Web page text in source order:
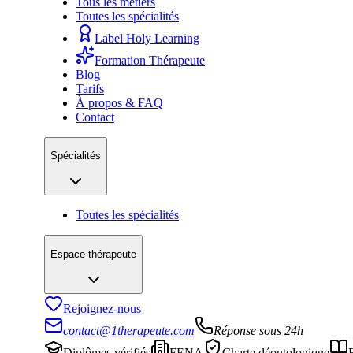
Toutes les spécialités
Label Holy Learning
Formation Thérapeute
Blog
Tarifs
À propos & FAQ
Contact
Spécialités
Toutes les spécialités
Espace thérapeute
Rejoignez-nous
contact@1therapeute.com
Réponse sous 24h